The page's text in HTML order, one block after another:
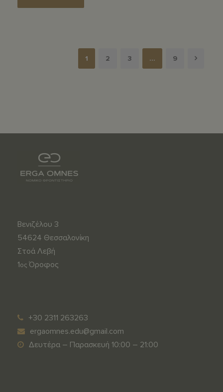
1 2 3 … 9
Βενιζέλου 3
54624 Θεσσαλονίκη
Στοά Λεβή
1ος Όροφος
p
e
r
d
y
u
+30 2311 263263
ergaomnes.edu@gmail.com
Δευτέρα – Παρασκευή 10:00 – 21:00